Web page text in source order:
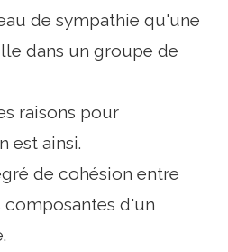
de sympathie qu'une
dans un groupe de
raisons pour
est ainsi.
de cohésion entre
composantes d'un